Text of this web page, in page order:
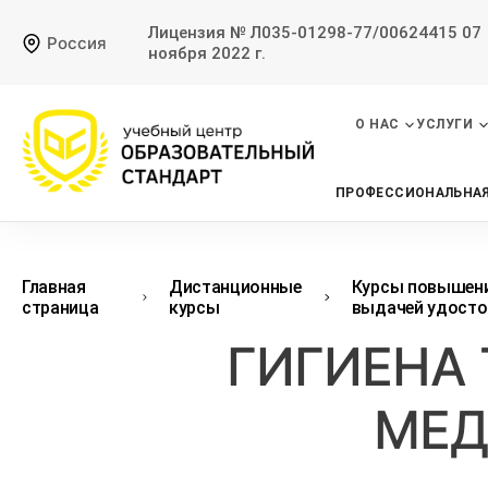
Россия
Лицензия № Л035-01298-77/00624415 07
ноября 2022 г.
О НАС УСЛУГИ
Главная
страница
Дистанционные
курсы
Курсы
выдачей